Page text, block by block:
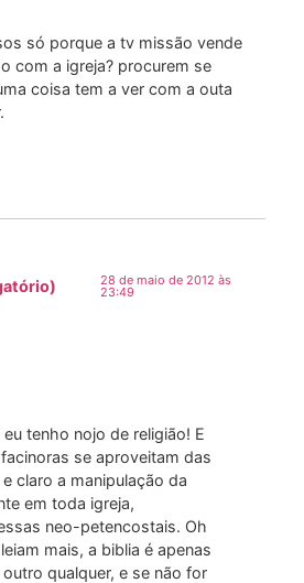
só porque a tv missão vende
com a igreja? procurem se
coisa tem a ver com a outa
28 de maio de 2012 às
23:49
tenho nojo de religião! E
se aproveitam das
claro a manipulação da
em toda igreja,
neo-petencostais. Oh
mais, a biblia é apenas
qualquer, e se não for